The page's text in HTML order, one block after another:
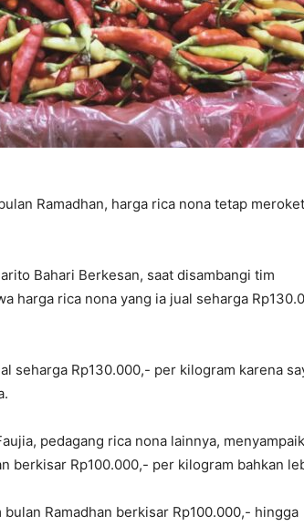
Ramadhan, harga rica nona tetap
Bahari Berkesan, saat disambangi tim
harga rica nona yang ia jual seharga
seharga Rp130.000,- per kilogram karena
pedagang rica nona lainnya,
berkisar Rp100.000,- per kilogram bahkan
Ramadhan berkisar Rp100.000,- hingga